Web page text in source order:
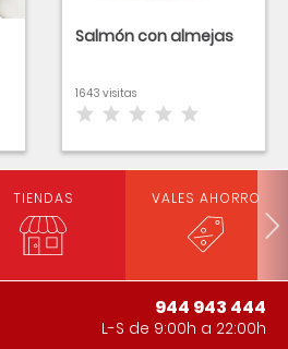
Salmón con almejas
1643 visitas
TIENDAS VALES AHORRO
944 943 444
L-S de 9:00h a 22:00h